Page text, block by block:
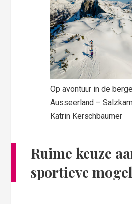
Op avontuur in de
Ausseerland –
Katrin Kerschbaumer
Ruime keuze
sportieve